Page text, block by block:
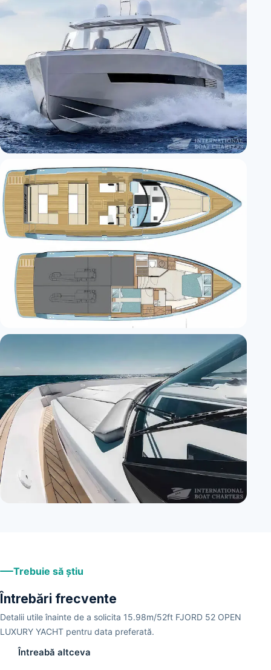
Trebuie să știu
Întrebări frecvente
Detalii utile înainte de a solicita 15.98m/52ft FJORD 52 OPEN
LUXURY YACHT pentru data preferată.
Întreabă altceva